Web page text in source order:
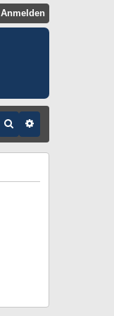
Anmelden
Suche